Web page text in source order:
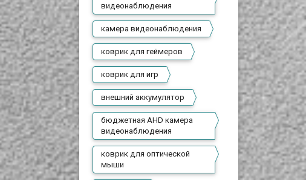
видеонаблюдения
камера видеонаблюдения
коврик для геймеров
коврик для игр
внешний аккумулятор
бюджетная AHD камера
видеонаблюдения
коврик для оптической
мыши